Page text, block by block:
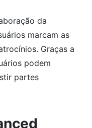
da
marcam as
Graças a
podem
partes